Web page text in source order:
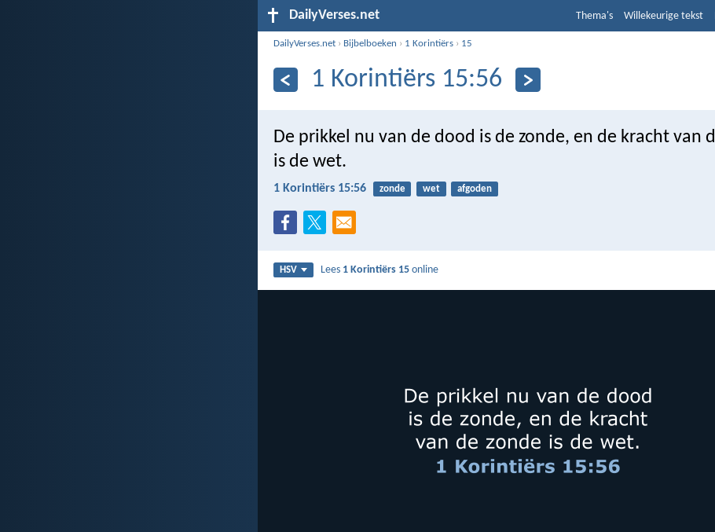
DailyVerses.net Thema's Willekeurige tekst
DailyVerses.net › Bijbelboeken › 1 Korintiërs › 15
1 Korintiërs 15:56
De prikkel nu van de dood is de zonde, en de kracht van
is de wet.
1 Korintiërs 15:56 zonde wet afgoden
HSV Lees 1 Korintiërs 15 online